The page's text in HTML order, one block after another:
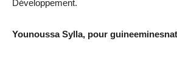
Développement.
Younoussa Sylla, pour